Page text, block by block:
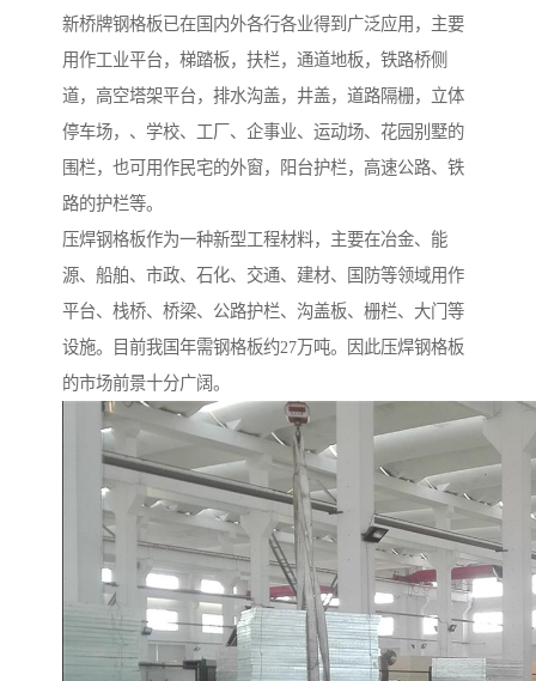
新桥牌钢格板已在国内外各行各业得到广泛应用，主要
用作工业平台，梯踏板，扶栏，通道地板，铁路桥侧
道，高空塔架平台，排水沟盖，井盖，道路隔栅，立体
停车场，、学校、工厂、企事业、运动场、花园别墅的
围栏，也可用作民宅的外窗，阳台护栏，高速公路、铁
路的护栏等。
压焊钢格板作为一种新型工程材料，主要在冶金、能
源、船舶、市政、石化、交通、建材、国防等领域用作
平台、栈桥、桥梁、公路护栏、沟盖板、栅栏、大门等
设施。目前我国年需钢格板约27万吨。因此压焊钢格板
的市场前景十分广阔。